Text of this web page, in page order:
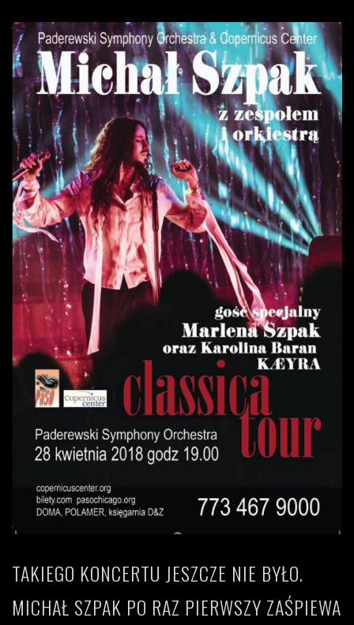
TAKIEGO KONCERTU JESZCZE NIE BYŁO.
MICHAŁ SZPAK PO RAZ PIERWSZY ZAŚPIEWA